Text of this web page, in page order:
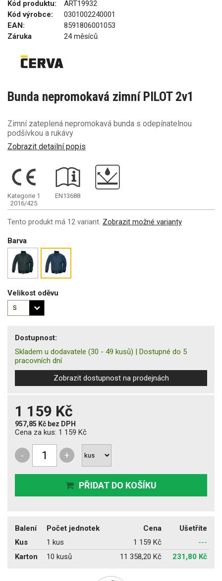
Kód produktu:
ART19932
Kód výrobce:
0301002240001
EAN:
8591806001053
Záruka
24 měsíců
Bunda nepromokavá zimní PILOT 2v1
Zimní zateplená nepromokavá bunda s odepínatelnou
podšívkou a rukávy
Zobrazit detailní popis
Kategorie 1
2016/425
EN13688
Tento produkt má 12 variant. Zobrazit možné varianty
Barva
Velikost oděvu
Dostupnost:
Skladem u dodavatele (30 - 49 kusů) | Dostupné do 5
pracovních dní
Zobrazit dostupnost na prodejnách
1 159 Kč
957,85 Kč bez DPH
Cena za kus: 1 159 Kč
- +
PŘIDAT DO KOŠÍKU
Balení Počet jednotek Cena
Ušetříte
Kus
1 kus 1 159 Kč
---
Karton
10 kusů 11 358,20 Kč 231,80 Kč